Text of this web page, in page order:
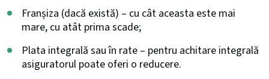
Franșiza (dacă există) – cu cât aceasta este mai
mare, cu atât prima scade;
Plata integrală sau în rate – pentru achitare integrală
asiguratorul poate oferi o reducere.